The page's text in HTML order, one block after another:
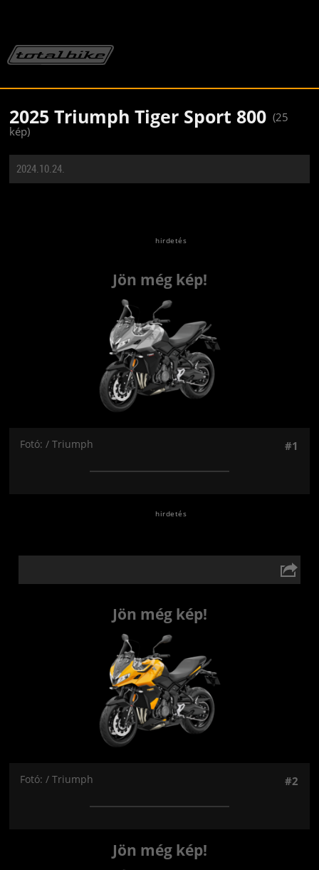
2025 Triumph Tiger Sport 800 (25
kép)
2024.10.24.
Jön még kép!
Fotó: / Triumph #1
Jön még kép!
Fotó: / Triumph #2
Jön még kép!